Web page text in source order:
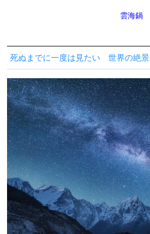
雲海鍋
死ぬまでに一度は見たい 世界の絶景